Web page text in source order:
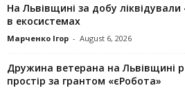
На Львівщині за добу
в екосистемах
Марченко Ігор - August 6, 2026
Дружина ветерана на Львівщині
простір за грантом «єРобота»